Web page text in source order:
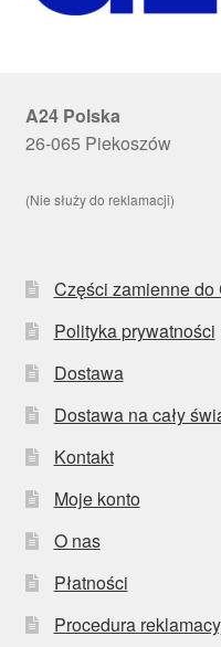
A24 Polska
26-065 Piekoszów
(Nie służy do reklamacji)
Części zamienne
Polityka prywatności
Dostawa
Dostawa na cały
Kontakt
Moje konto
O nas
Płatności
Procedura